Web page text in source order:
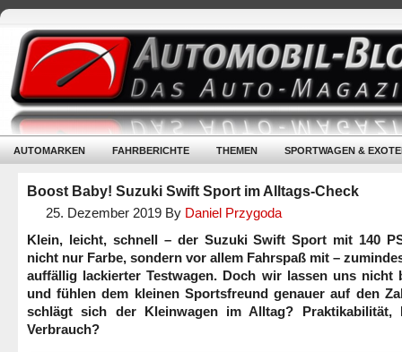
AUTOMARKEN FAHRBERICHTE THEMEN SPORTWAGEN &
Boost Baby! Suzuki Swift Sport im Alltags-Check
25. Dezember 2019 By Daniel Przygoda
Klein, leicht, schnell – der Suzuki Swift Sport mit 140
nicht nur Farbe, sondern vor allem Fahrspaß mit –
auffällig lackierter Testwagen. Doch wir lassen uns nicht
und fühlen dem kleinen Sportsfreund genauer auf den
schlägt sich der Kleinwagen im Alltag? Praktikabilität,
Verbrauch?